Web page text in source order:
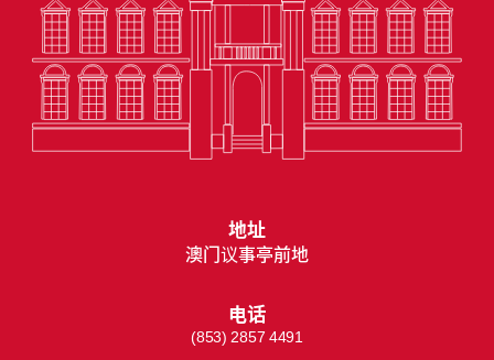
地址
澳门议事亭前地
电话
(853) 2857 4491